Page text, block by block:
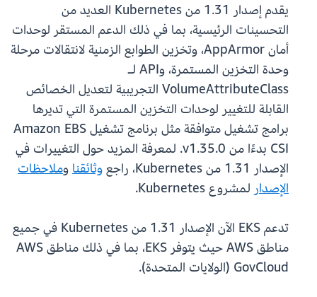
يقدم إصدار 1.31 من Kubernetes العديد من
التحسينات الرئيسية، بما في ذلك الدعم المستقر لوحدات
أمان AppArmor، وتخزين الطوابع الزمنية لانتقالات مرحلة
وحدة التخزين المستمرة، وAPI لـ
VolumeAttributeClass التجريبية لتعديل الخصائص
القابلة للتغيير لوحدات التخزين المستمرة التي تديرها
برامج تشغيل متوافقة مثل برنامج تشغيل Amazon EBS
CSI بدءًا من v1.35.0. لمعرفة المزيد حول التغييرات في
الإصدار 1.31 من Kubernetes، راجع
وثائقناوملاحظات
الإصدار لمشروع Kubernetes.
تدعم EKS الآن الإصدار 1.31 من Kubernetes في جميع
مناطق AWS حيث يتوفر EKS، بما في ذلك مناطق AWS
GovCloud (الولايات المتحدة).